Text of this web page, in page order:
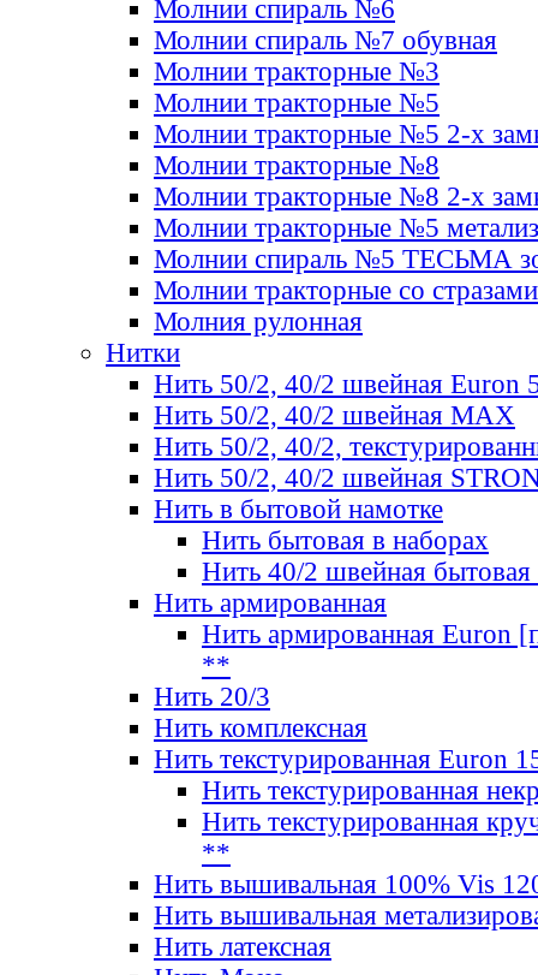
Молнии спираль №6
Молнии спираль №7 обувная
Молнии тракторные №3
Молнии тракторные №5
Молнии тракторные №5 2-х
Молнии тракторные №8
Молнии тракторные №8 2-х
Молнии тракторные №5
Молнии спираль №5 ТЕСЬМА
Молнии тракторные со стразами
Молния рулонная
Нитки
Нить 50/2, 40/2 швейная Euron
Нить 50/2, 40/2 швейная МАХ
Нить 50/2, 40/2,
Нить 50/2, 40/2 швейная
Нить в бытовой намотке
Нить бытовая в наборах
Нить 40/2 швейная бытовая
Нить армированная
Нить армированная Euron
**
Нить 20/3
Нить комплексная
Нить текстурированная Euron
Нить текстурированная
Нить текстурированная
**
Нить вышивальная 100% Vis
Нить вышивальная
Нить латексная